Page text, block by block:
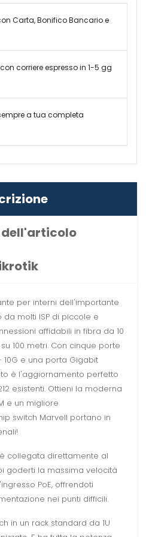
Carta, Bonifico Bancario e
corriere espresso in 1-5 gg
a tua completa
per interni dell'importante
da molti ISP di piccole e
affidabili in fibra da 10
100 metri. Con cinque porte
10G e una porta Gigabit
è l'aggiornamento perfetto
esistenti. Ottieni la moderna
e un migliore
switch Marvell portano in
collegata direttamente al
goderti la massima velocità
PoE, offrendoti
nei punti difficili.
in un rack standard da 1U